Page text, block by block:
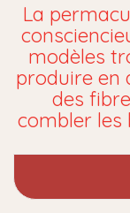
La
modèles
produire en
des
combler les